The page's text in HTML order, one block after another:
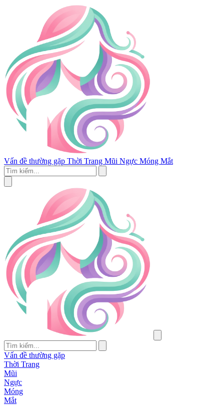
Vấn đề thường gặp Thời Trang Mũi Ngực Móng Mắt
Vấn đề thường gặp
Thời Trang
Mũi
Ngực
Móng
Mắt